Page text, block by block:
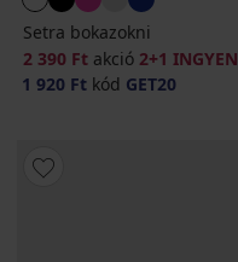
Setra bokazokni
2 390 Ft akció 2+1 INGYEN
1 920 Ft kód GET20